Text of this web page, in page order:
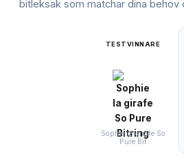
bitleksak som matchar dina behov
TESTVINNARE
Sophie la girafe So
Pure Bit